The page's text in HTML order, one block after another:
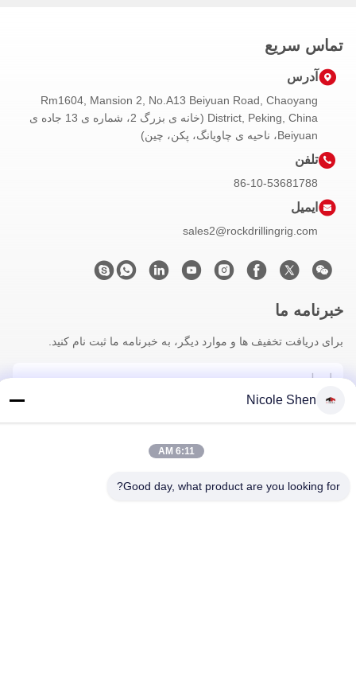
تماس سریع
آدرس
Rm1604, Mansion 2, No.A13 Beiyuan Road, Chaoyang
District, Peking, China (خانه ی بزرگ 2، شماره ی 13 جاده ی
Beiyuan، ناحیه ی چاویانگ، پکن، چین)
تلفن
86-10-53681788
ایمیل
sales2@rockdrillingrig.com
خبرنامه ما
برای دریافت تخفیف ها و موارد دیگر، به خبرنامه ما ثبت نام کنید.
Nicole Shen
6:11 AM
Good day, what product are you looking for?